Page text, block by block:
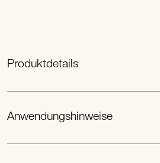
Produktdetails
Anwendungshinweise